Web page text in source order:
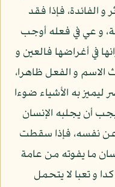
الفائدة، فإذا فقد
و عي في فعله أوجب
في أغراضها فالعين و
الاسم و الفعل ظاهرا،
ليميز به الأشياء ضوءا
يجب أن يجلبه الإنسان
نفسه، فإذا سقطت
ما يفوته من عامة
و تعبا لا يتحمل